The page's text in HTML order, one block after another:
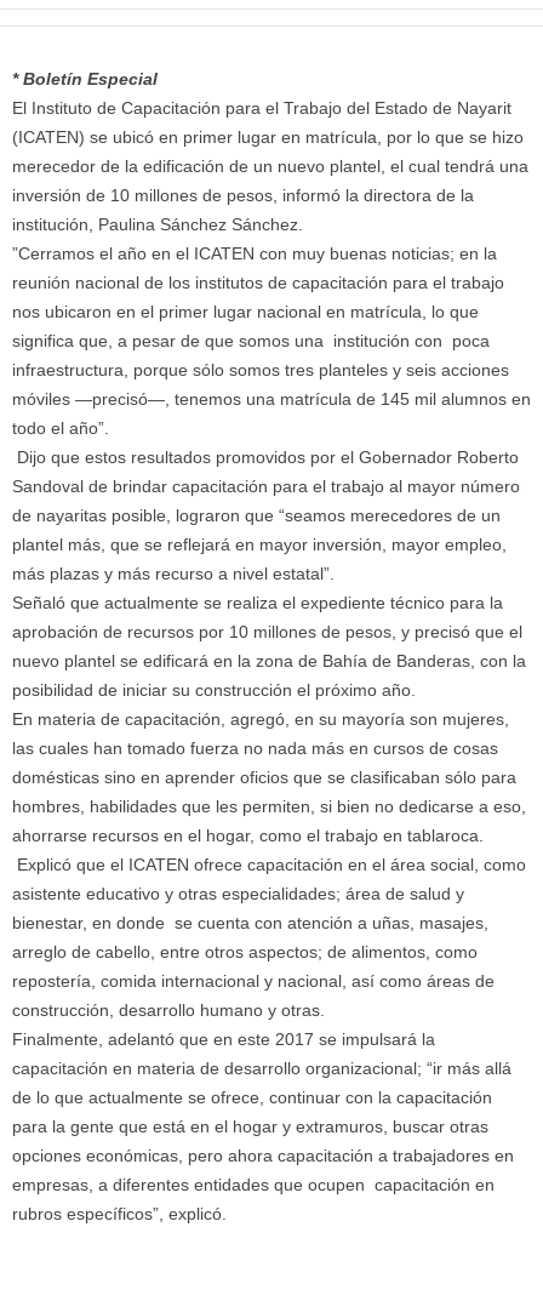
* Boletín Especial
El Instituto de Capacitación para el Trabajo del Estado de Nayarit
(ICATEN) se ubicó en primer lugar en matrícula, por lo que se hizo
merecedor de la edificación de un nuevo plantel, el cual tendrá una
inversión de 10 millones de pesos, informó la directora de la
institución, Paulina Sánchez Sánchez.
”Cerramos el año en el ICATEN con muy buenas noticias; en la
reunión nacional de los institutos de capacitación para el trabajo
nos ubicaron en el primer lugar nacional en matrícula, lo que
significa que, a pesar de que somos una institución con poca
infraestructura, porque sólo somos tres planteles y seis acciones
móviles —precisó—, tenemos una matrícula de 145 mil alumnos en
todo el año”.
Dijo que estos resultados promovidos por el Gobernador Roberto
Sandoval de brindar capacitación para el trabajo al mayor número
de nayaritas posible, lograron que “seamos merecedores de un
plantel más, que se reflejará en mayor inversión, mayor empleo,
más plazas y más recurso a nivel estatal”.
Señaló que actualmente se realiza el expediente técnico para la
aprobación de recursos por 10 millones de pesos, y precisó que el
nuevo plantel se edificará en la zona de Bahía de Banderas, con la
posibilidad de iniciar su construcción el próximo año.
En materia de capacitación, agregó, en su mayoría son mujeres,
las cuales han tomado fuerza no nada más en cursos de cosas
domésticas sino en aprender oficios que se clasificaban sólo para
hombres, habilidades que les permiten, si bien no dedicarse a eso,
ahorrarse recursos en el hogar, como el trabajo en tablaroca.
Explicó que el ICATEN ofrece capacitación en el área social, como
asistente educativo y otras especialidades; área de salud y
bienestar, en donde se cuenta con atención a uñas, masajes,
arreglo de cabello, entre otros aspectos; de alimentos, como
repostería, comida internacional y nacional, así como áreas de
construcción, desarrollo humano y otras.
Finalmente, adelantó que en este 2017 se impulsará la
capacitación en materia de desarrollo organizacional; “ir más allá
de lo que actualmente se ofrece, continuar con la capacitación
para la gente que está en el hogar y extramuros, buscar otras
opciones económicas, pero ahora capacitación a trabajadores en
empresas, a diferentes entidades que ocupen capacitación en
rubros específicos”, explicó.